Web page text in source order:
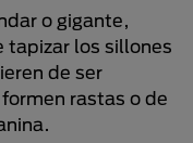
o gigante,
tapizar los sillones
de ser
rastas o de